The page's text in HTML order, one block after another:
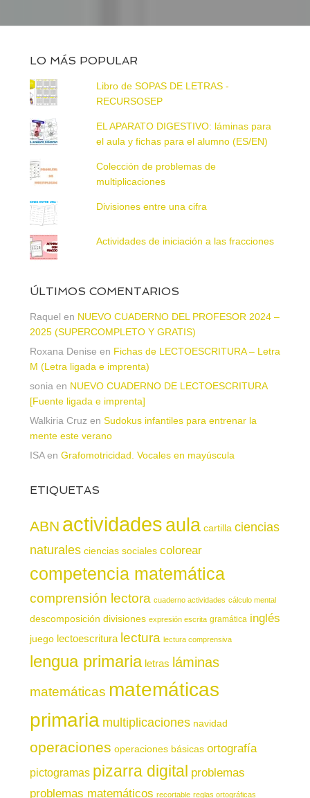
LO MÁS POPULAR
Libro de SOPAS DE LETRAS -
RECURSOSEP
EL APARATO DIGESTIVO: láminas para
el aula y fichas para el alumno (ES/EN)
Colección de problemas de
multiplicaciones
Divisiones entre una cifra
Actividades de iniciación a las fracciones
ÚLTIMOS COMENTARIOS
Raquel en NUEVO CUADERNO DEL PROFESOR 2024 –
2025 (SUPERCOMPLETO Y GRATIS)
Roxana Denise en Fichas de LECTOESCRITURA – Letra
M (Letra ligada e imprenta)
sonia en NUEVO CUADERNO DE LECTOESCRITURA
[Fuente ligada e imprenta]
Walkiria Cruz en Sudokus infantiles para entrenar la
mente este verano
ISAen Grafomotricidad. Vocales en mayúscula
ETIQUETAS
ABN actividadesaula cartilla ciencias
naturales ciencias sociales colorear
competencia matemática
comprensión lectora cuaderno actividades cálculo mental
descomposición divisiones expresión escrita gramática inglés
juego lectoescritura lectura lectura comprensiva
lengua primaria letras láminas
matemáticas matemáticas
primaria multiplicaciones navidad
operaciones operaciones básicas ortografía
pictogramas pizarra digital problemas
problemas matemáticos recortable reglas ortográficas